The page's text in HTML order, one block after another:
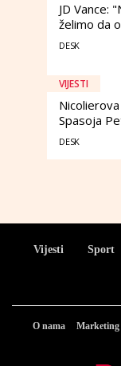
JD Vance:
želimo da
DESK
VIJESTI
Spasoja
DESK
Vijesti Sport
O nama Marketing